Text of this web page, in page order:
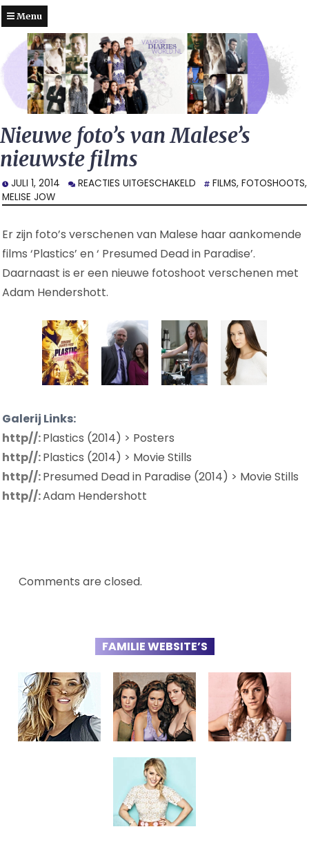
Menu
Nieuwe foto’s van Malese’s
nieuwste films
JULI 1, 2014 REACTIES UITGESCHAKELD VOOR
FOTO’S
MALESE’S
NIEUWSTE
FILMS, FOTOSHOOTS,
MELISE JOW
Er zijn foto’s verschenen van Malese haar aankomende
films ‘Plastics’ en ‘ Presumed Dead in Paradise’.
Daarnaast is er een nieuwe fotoshoot verschenen met
Adam Hendershott.
Galerij Links:
http//:Plastics (2014) > Posters
http//:Plastics (2014) > Movie Stills
http//:Presumed Dead in Paradise (2014) > Movie Stills
http//:Adam Hendershott
Comments are closed.
FAMILIE WEBSITE’S